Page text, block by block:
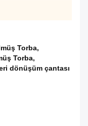
Torba,
Torba,
dönüşüm çantası